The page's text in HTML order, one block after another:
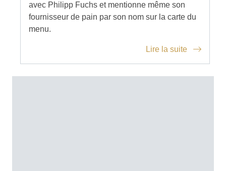
avec Philipp Fuchs et mentionne même son
fournisseur de pain par son nom sur la carte du
menu.
Lire la suite